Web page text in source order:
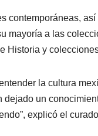
contemporáneas,
mayoría a las
Historia y
la cultura
un
explicó el